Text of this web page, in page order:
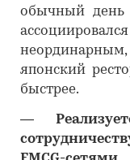
обычный день
японский
быстрее.
―